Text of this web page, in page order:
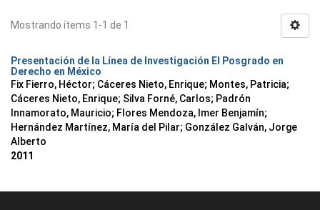
Mostrando ítems 1-1 de 1
Presentación de la Línea de Investigación El Posgrado en
Derecho en México
Fix Fierro, Héctor; Cáceres Nieto, Enrique; Montes, Patricia;
Cáceres Nieto, Enrique; Silva Forné, Carlos; Padrón
Innamorato, Mauricio; Flores Mendoza, Imer Benjamín;
Hernández Martínez, María del Pilar; González Galván, Jorge
Alberto
2011